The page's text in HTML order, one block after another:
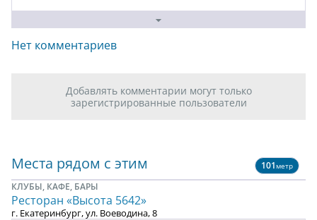
Нет комментариев
Добавлять комментарии могут только
зарегистрированные пользователи
Места рядом с этим 101метр
КЛУБЫ, КАФЕ, БАРЫ
Ресторан «Высота 5642»
г. Екатеринбург, ул. Воеводина, 8